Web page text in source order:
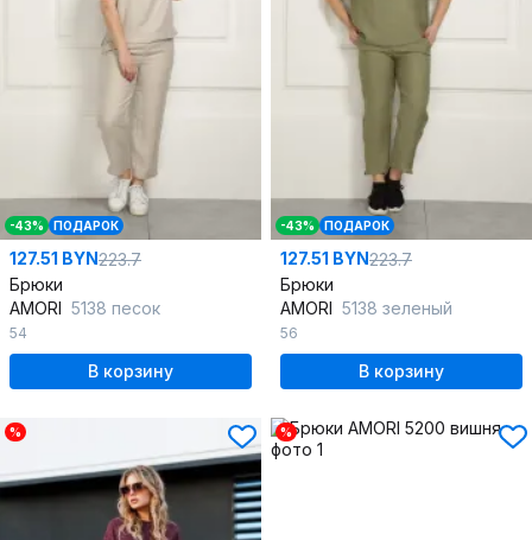
-43% ПОДАРОК
127.51 BYN223.7
Брюки
AMORI 5138 песок
54
В корзину
-43% ПОДАРОК
127.51 BYN223.7
Брюки
AMORI 5138 зеленый
56
В корзину
% %